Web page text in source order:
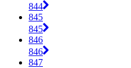
844
845
845
846
846
847